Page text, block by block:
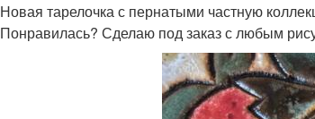
Новая тарелочка с пернатыми частную
Понравилась? Сделаю под заказ с любым